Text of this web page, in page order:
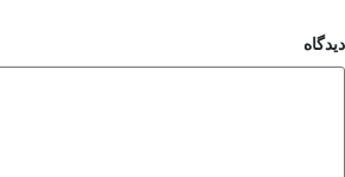
دیدگاه